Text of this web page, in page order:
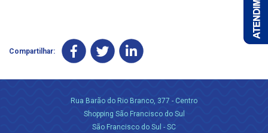
Compartilhar:
Rua Barão do Rio Branco, 377 - Centro
Shopping São Francisco do Sul
São Francisco do Sul - SC